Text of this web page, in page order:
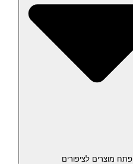
פתח מוצרים לציפורים